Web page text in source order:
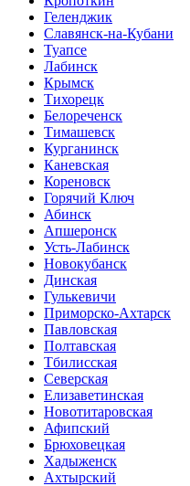
Геленджик
Славянск-на-Кубани
Туапсе
Лабинск
Крымск
Тихорецк
Белореченск
Тимашевск
Курганинск
Каневская
Кореновск
Горячий Ключ
Абинск
Апшеронск
Усть-Лабинск
Новокубанск
Динская
Гулькевичи
Приморско-Ахтарск
Павловская
Полтавская
Тбилисская
Северская
Елизаветинская
Новотитаровская
Афипский
Брюховецкая
Хадыженск
Ахтырский